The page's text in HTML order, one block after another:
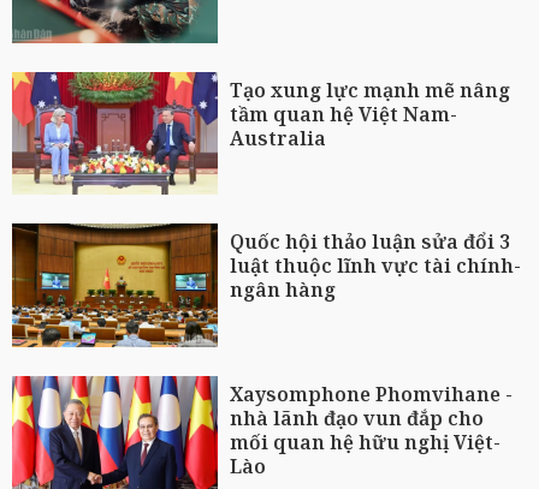
Tạo xung lực mạnh mẽ nâng
tầm quan hệ Việt Nam-
Australia
Quốc hội thảo luận sửa đổi 3
luật thuộc lĩnh vực tài chính-
ngân hàng
Xaysomphone Phomvihane -
nhà lãnh đạo vun đắp cho
mối quan hệ hữu nghị Việt-
Lào